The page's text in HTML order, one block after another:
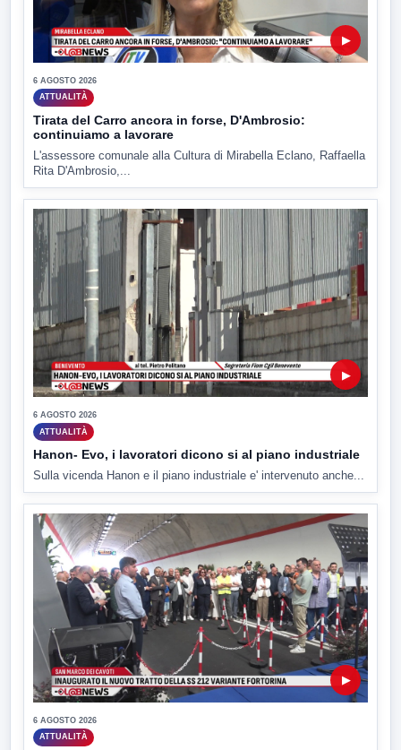
▶
6 AGOSTO 2026
ATTUALITÀ
Tirata del Carro ancora in forse, D'Ambrosio:
continuiamo a lavorare
L'assessore comunale alla Cultura di Mirabella Eclano, Raffaella
Rita D'Ambrosio,...
▶
6 AGOSTO 2026
ATTUALITÀ
Hanon- Evo, i lavoratori dicono si al piano industriale
Sulla vicenda Hanon e il piano industriale e' intervenuto anche...
▶
6 AGOSTO 2026
ATTUALITÀ